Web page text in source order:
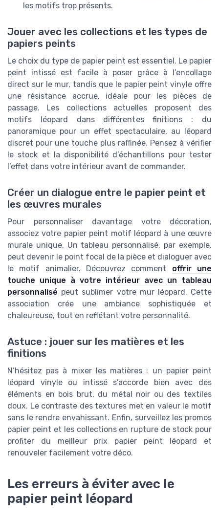
les motifs trop présents.
Jouer avec les collections et les types de
papiers peints
Le choix du type de papier peint est essentiel. Le papier
peint intissé est facile à poser grâce à l’encollage
direct sur le mur, tandis que le papier peint vinyle offre
une résistance accrue, idéale pour les pièces de
passage. Les collections actuelles proposent des
motifs léopard dans différentes finitions : du
panoramique pour un effet spectaculaire, au léopard
discret pour une touche plus raffinée. Pensez à vérifier
le stock et la disponibilité d’échantillons pour tester
l’effet dans votre intérieur avant de commander.
Créer un dialogue entre le papier peint et
les œuvres murales
Pour personnaliser davantage votre décoration,
associez votre papier peint motif léopard à une œuvre
murale unique. Un tableau personnalisé, par exemple,
peut devenir le point focal de la pièce et dialoguer avec
le motif animalier. Découvrez comment offrir une
touche unique à votre intérieur avec un tableau
personnalisé peut sublimer votre mur léopard. Cette
association crée une ambiance sophistiquée et
chaleureuse, tout en reflétant votre personnalité.
Astuce : jouer sur les matières et les
finitions
N’hésitez pas à mixer les matières : un papier peint
léopard vinyle ou intissé s’accorde bien avec des
éléments en bois brut, du métal noir ou des textiles
doux. Le contraste des textures met en valeur le motif
sans le rendre envahissant. Enfin, surveillez les promos
papier peint et les collections en rupture de stock pour
profiter du meilleur prix papier peint léopard et
renouveler facilement votre déco.
Les erreurs à éviter avec le
papier peint léopard